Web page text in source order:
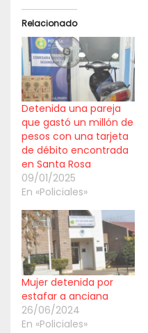
Relacionado
Detenida una pareja
que gastó un millón de
pesos con una tarjeta
de débito encontrada
en Santa Rosa
09/01/2025
En «Policiales»
Mujer detenida por
estafar a anciana
26/06/2024
En «Policiales»